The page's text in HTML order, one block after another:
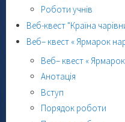
Роботи учнів
Веб-квест "Країна
Веб– квест « Ярмарок
Веб– квест «
Анотація
Вступ
Порядок роботи